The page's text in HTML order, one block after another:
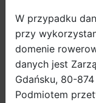
W przypadku
przy
domenie
danych jest
Gdańsku, 80-
Podmiotem